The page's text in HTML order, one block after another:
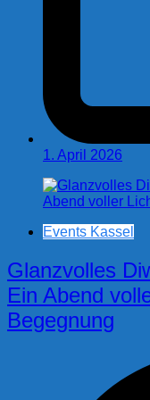
1. April 2026
Events Kassel
Glanzvolles
Ein Abend
Begegnung